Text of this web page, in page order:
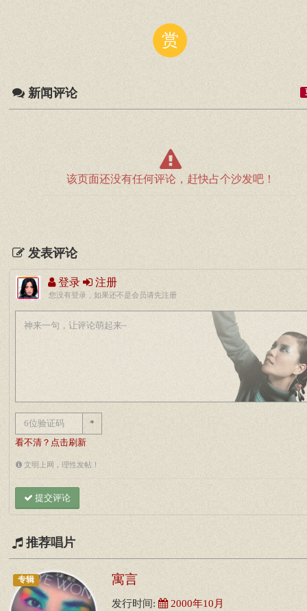
赏
新闻评论
该页面还没有任何评论，赶快占个沙发吧！
发表评论
登录 注册
您没有登录，如果还不是会员请先注册
*
看不清？点击刷新
文明上网，理性发帖！
提交评论
推荐唱片
专辑 寓言
发行时间: 2000年10月